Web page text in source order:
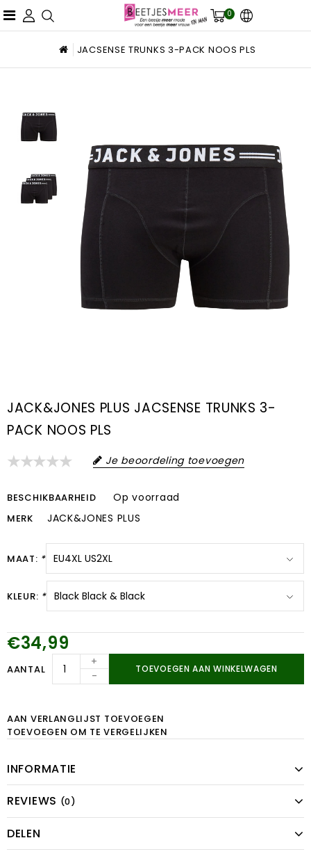
0
JACSENSE TRUNKS 3-PACK NOOS PLS
JACK&JONES PLUS JACSENSE TRUNKS 3-
PACK NOOS PLS
Je beoordeling toevoegen
BESCHIKBAARHEID Op voorraad
MERK JACK&JONES PLUS
MAAT: *
KLEUR: *
€34,99
AANTAL
+
-
TOEVOEGEN AAN WINKELWAGEN
AAN VERLANGLIJST TOEVOEGEN
TOEVOEGEN OM TE VERGELIJKEN
INFORMATIE
REVIEWS (0)
DELEN